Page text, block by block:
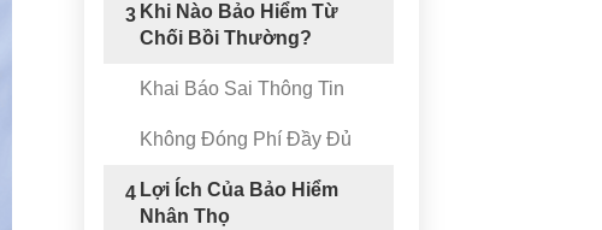
3 Khi Nào Bảo Hiểm Từ
Chối Bồi Thường?
Khai Báo Sai Thông Tin
Không Đóng Phí Đầy Đủ
4 Lợi Ích Của Bảo Hiểm
Nhân Thọ